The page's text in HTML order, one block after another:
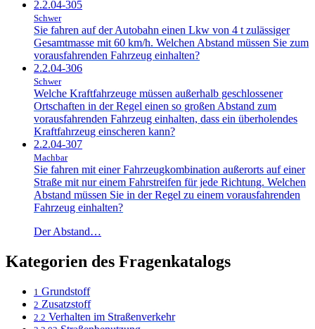
2.2.04-305
Schwer
Sie fahren auf der Autobahn einen Lkw von 4 t zulässiger
Gesamtmasse mit 60 km/h. Welchen Abstand müssen Sie zum
vorausfahrenden Fahrzeug einhalten?
2.2.04-306
Schwer
Welche Kraftfahrzeuge müssen außerhalb geschlossener
Ortschaften in der Regel einen so großen Abstand zum
vorausfahrenden Fahrzeug einhalten, dass ein überholendes
Kraftfahrzeug einscheren kann?
2.2.04-307
Machbar
Sie fahren mit einer Fahrzeugkombination außerorts auf einer
Straße mit nur einem Fahrstreifen für jede Richtung. Welchen
Abstand müssen Sie in der Regel zu einem vorausfahrenden
Fahrzeug einhalten?
Der Abstand…
Kategorien des Fragenkatalogs
1 Grundstoff
2 Zusatzstoff
2.2 Verhalten im Straßenverkehr